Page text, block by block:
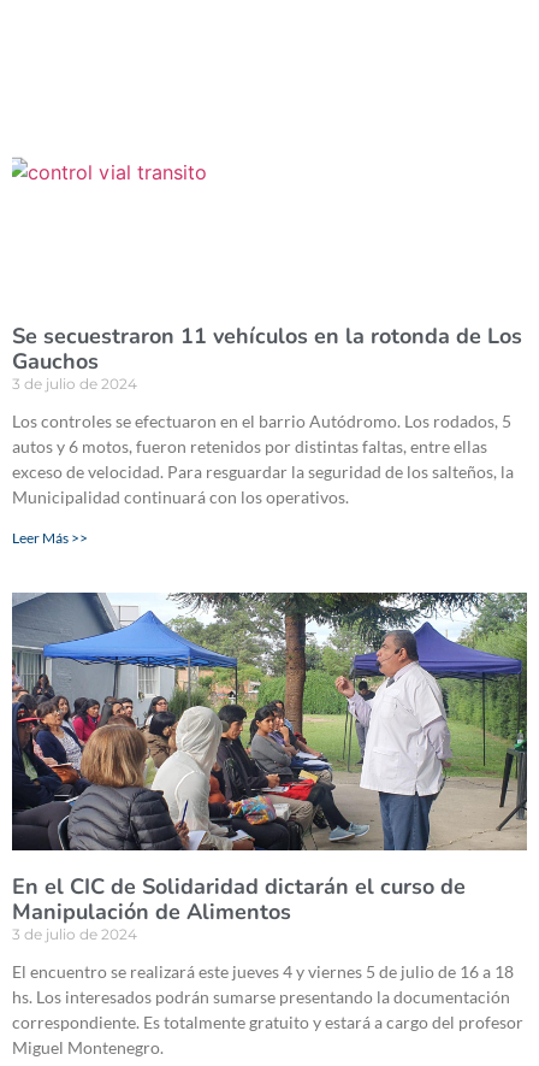
Se secuestraron 11 vehículos en la rotonda de Los
Gauchos
3 de julio de 2024
Los controles se efectuaron en el barrio Autódromo. Los rodados, 5
autos y 6 motos, fueron retenidos por distintas faltas, entre ellas
exceso de velocidad. Para resguardar la seguridad de los salteños, la
Municipalidad continuará con los operativos.
Leer Más >>
En el CIC de Solidaridad dictarán el curso de
Manipulación de Alimentos
3 de julio de 2024
El encuentro se realizará este jueves 4 y viernes 5 de julio de 16 a 18
hs. Los interesados podrán sumarse presentando la documentación
correspondiente. Es totalmente gratuito y estará a cargo del profesor
Miguel Montenegro.